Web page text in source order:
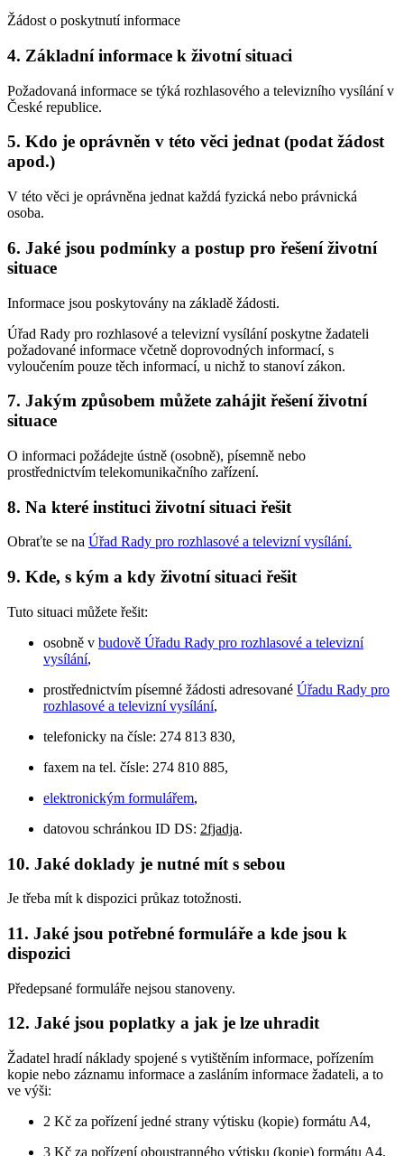
Žádost o poskytnutí informace
4. Základní informace k životní situaci
Požadovaná informace se týká rozhlasového a televizního vysílání v
České republice.
5. Kdo je oprávněn v této věci jednat (podat žádost
apod.)
V této věci je oprávněna jednat každá fyzická nebo právnická
osoba.
6. Jaké jsou podmínky a postup pro řešení životní
situace
Informace jsou poskytovány na základě žádosti.
Úřad Rady pro rozhlasové a televizní vysílání poskytne žadateli
požadované informace včetně doprovodných informací, s
vyloučením pouze těch informací, u nichž to stanoví zákon.
7. Jakým způsobem můžete zahájit řešení životní
situace
O informaci požádejte ústně (osobně), písemně nebo
prostřednictvím telekomunikačního zařízení.
8. Na které instituci životní situaci řešit
Obraťte se na Úřad Rady pro rozhlasové a televizní vysílání.
9. Kde, s kým a kdy životní situaci řešit
Tuto situaci můžete řešit:
osobně v budově Úřadu Rady pro rozhlasové a televizní
vysílání,
prostřednictvím písemné žádosti adresované Úřadu Rady pro
rozhlasové a televizní vysílání,
telefonicky na čísle: 274 813 830,
faxem na tel. čísle: 274 810 885,
elektronickým formulářem,
datovou schránkou ID DS: 2fjadja.
10. Jaké doklady je nutné mít s sebou
Je třeba mít k dispozici průkaz totožnosti.
11. Jaké jsou potřebné formuláře a kde jsou k
dispozici
Předepsané formuláře nejsou stanoveny.
12. Jaké jsou poplatky a jak je lze uhradit
Žadatel hradí náklady spojené s vytištěním informace, pořízením
kopie nebo záznamu informace a zasláním informace žadateli, a to
ve výši:
2 Kč za pořízení jedné strany výtisku (kopie) formátu A4,
3 Kč za pořízení oboustranného výtisku (kopie) formátu A4,